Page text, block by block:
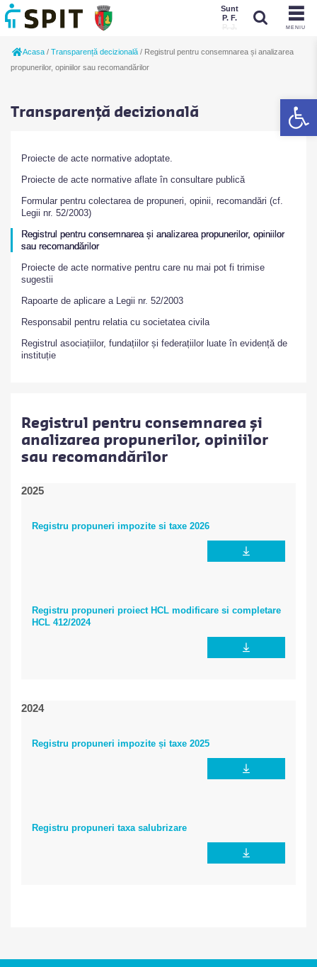
MENIU
Sunt
P. F.
P. J.
Acasa /Transparență decizională / Registrul pentru consemnarea și analizarea
propunerilor, opiniilor sau recomandărilor
Transparență decizională
Proiecte de acte normative adoptate.
Proiecte de acte normative aflate în consultare publică
Formular pentru colectarea de propuneri, opinii, recomandări (cf.
Legii nr. 52/2003)
Registrul pentru consemnarea și analizarea propunerilor, opiniilor
sau recomandărilor
Proiecte de acte normative pentru care nu mai pot fi trimise
sugestii
Rapoarte de aplicare a Legii nr. 52/2003
Responsabil pentru relatia cu societatea civila
Registrul asociațiilor, fundațiilor și federațiilor luate în evidență de
instituție
Registrul pentru consemnarea și
analizarea propunerilor, opiniilor
sau recomandărilor
2025
Registru propuneri impozite si taxe 2026
Registru propuneri proiect HCL modificare si completare
HCL 412/2024
2024
Registru propuneri impozite și taxe 2025
Registru propuneri taxa salubrizare